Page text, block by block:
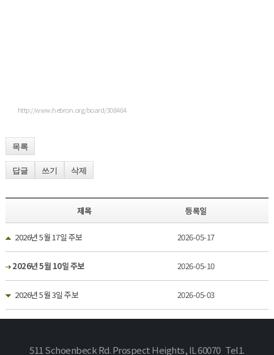
http://www.hebron.org/board/308464
목록
답글 쓰기 삭제
제목 등록일
2026년 5월 17일 주보 2026-05-17
2026년 5월 10일 주보 2026-05-10
2026년 5월 3일 주보 2026-05-03
511 Schoenbeck Rd. Prospect Heights, IL 60070 Tel1.